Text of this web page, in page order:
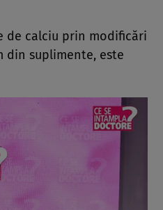
de calciu prin modificări
din suplimente, este